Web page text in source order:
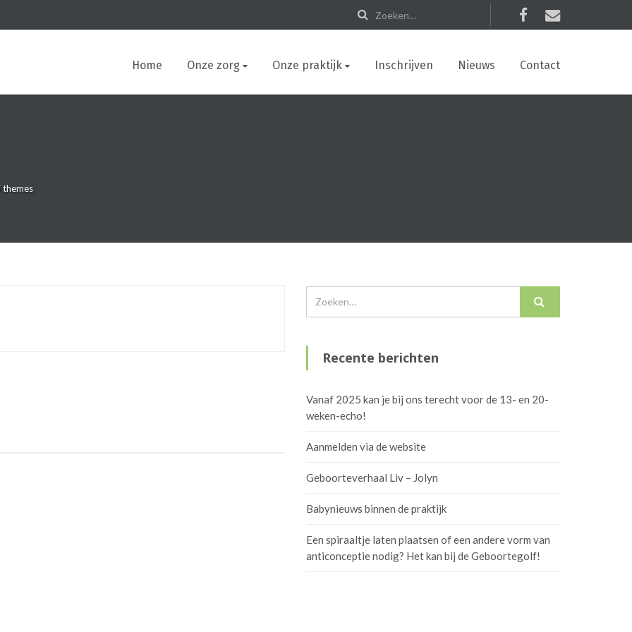
Home Onze zorg Onze praktijk Inschrijven Nieuws Contact
themes
Recente berichten
Vanaf 2025 kan je bij ons terecht voor de 13- en 20-
weken-echo!
Aanmelden via de website
Geboorteverhaal Liv – Jolyn
Babynieuws binnen de praktijk
Een spiraaltje laten plaatsen of een andere vorm van
anticonceptie nodig? Het kan bij de Geboortegolf!